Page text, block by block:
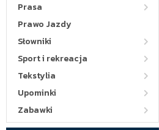
Prasa
Prawo Jazdy
Słowniki
Sport i rekreacja
Tekstylia
Upominki
Zabawki